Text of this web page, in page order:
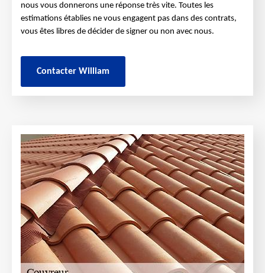
nous vous donnerons une réponse très vite. Toutes les
estimations établies ne vous engagent pas dans des contrats,
vous êtes libres de décider de signer ou non avec nous.
Contacter William